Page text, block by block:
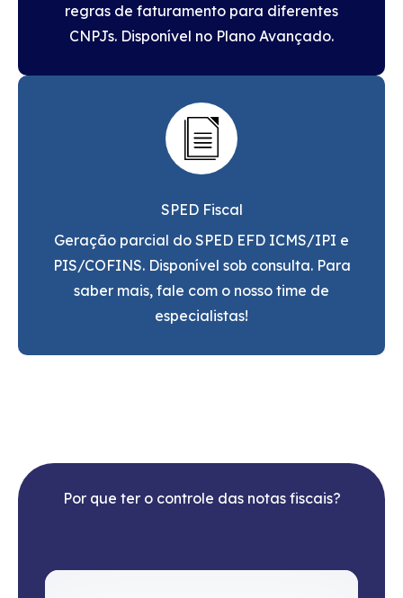
regras de faturamento para diferentes
CNPJs. Disponível no Plano Avançado.
SPED Fiscal
Geração parcial do SPED EFD ICMS/IPI e
PIS/COFINS. Disponível sob consulta. Para
saber mais, fale com o nosso time de
especialistas!
Por que ter o controle das notas fiscais?